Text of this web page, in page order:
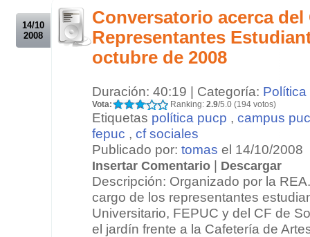
14/10
2008
Conversatorio acerca del
Representantes
octubre de 2008
Duración: 40:19 | Categoría: Política
Vota: Ranking: 2.9/5.0 (194 votos)
Etiquetas política pucp , campus
fepuc , cf sociales
Publicado por: tomas el 14/10/2008
Insertar Comentario | Descargar
Descripción: Organizado por la
cargo de los representantes
Universitario, FEPUC y del CF de
el jardín frente a la Cafetería de